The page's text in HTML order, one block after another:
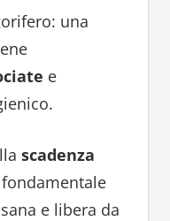
una
e
scadenza
e libera da